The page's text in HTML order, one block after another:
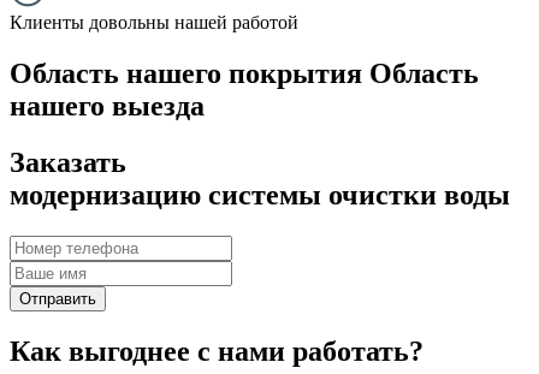
Клиенты довольны нашей работой
Область нашего покрытия Область
нашего выезда
Заказать
модернизацию системы очистки воды
Отправить
Как выгоднее с нами работать?